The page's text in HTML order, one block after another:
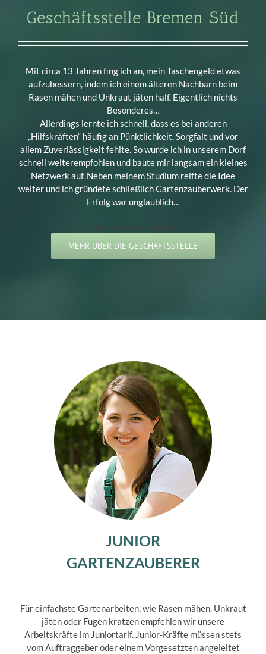
Geschäftsstelle Bremen Süd
Mit circa 13 Jahren fing ich an, mein Taschengeld etwas
aufzubessern, indem ich einem älteren Nachbarn beim
Rasen mähen und Unkraut jäten half. Eigentlich nichts
Besonderes…
Allerdings lernte ich schnell, dass es bei anderen
„Hilfskräften“ häufig an Pünktlichkeit, Sorgfalt und vor
allem Zuverlässigkeit fehlte. So wurde ich in unserem Dorf
schnell weiterempfohlen und baute mir langsam ein kleines
Netzwerk auf. Neben meinem Studium reifte die Idee
weiter und ich gründete schließlich Gartenzauberwerk. Der
Erfolg war unglaublich…
.fusion-button.button-8
MEHR ÜBER DIE GESCHÄFTSSTELLE
JUNIOR
GARTENZAUBERER
Für einfachste Gartenarbeiten, wie Rasen mähen, Unkraut
jäten oder Fugen kratzen empfehlen wir unsere
Arbeitskräfte im Juniortarif. Junior-Kräfte müssen stets
vom Auftraggeber oder einem Vorgesetzten angeleitet